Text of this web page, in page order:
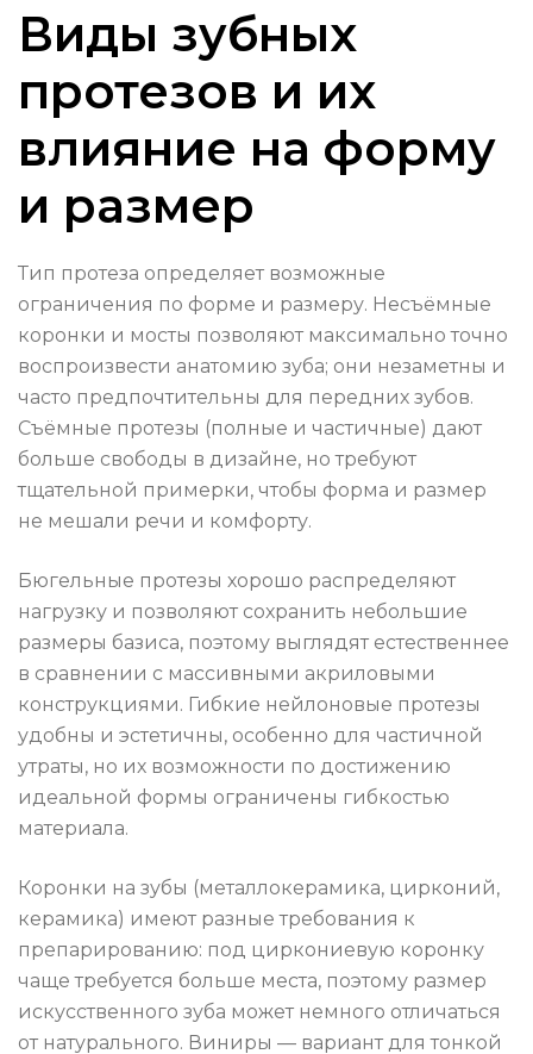
Виды зубных
протезов и их
влияние на форму
и размер
Тип протеза определяет возможные
ограничения по форме и размеру. Несъёмные
коронки и мосты позволяют максимально точно
воспроизвести анатомию зуба; они незаметны и
часто предпочтительны для передних зубов.
Съёмные протезы (полные и частичные) дают
больше свободы в дизайне, но требуют
тщательной примерки, чтобы форма и размер
не мешали речи и комфорту.
Бюгельные протезы хорошо распределяют
нагрузку и позволяют сохранить небольшие
размеры базиса, поэтому выглядят естественнее
в сравнении с массивными акриловыми
конструкциями. Гибкие нейлоновые протезы
удобны и эстетичны, особенно для частичной
утраты, но их возможности по достижению
идеальной формы ограничены гибкостью
материала.
Коронки на зубы (металлокерамика, цирконий,
керамика) имеют разные требования к
препарированию: под циркониевую коронку
чаще требуется больше места, поэтому размер
искусственного зуба может немного отличаться
от натурального. Виниры — вариант для тонкой